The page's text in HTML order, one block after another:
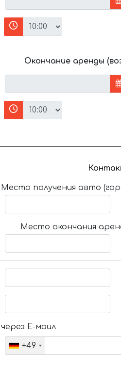
Окончание аренды
Место получения авто
Место окончания
Е-маил
+49